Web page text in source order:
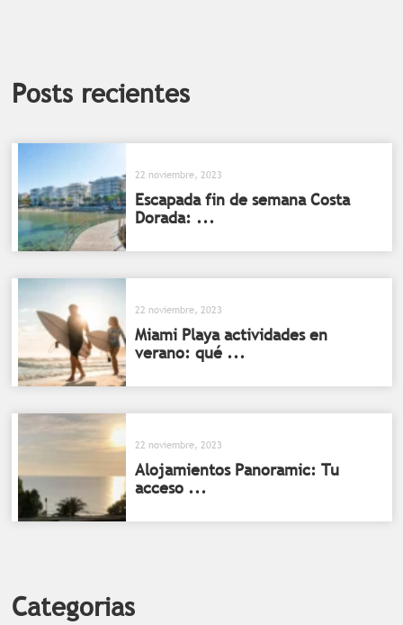
Posts recientes
22 noviembre, 2023
Escapada fin de semana Costa
Dorada: ...
22 noviembre, 2023
Miami Playa actividades en
verano: qué ...
22 noviembre, 2023
Alojamientos Panoramic: Tu
acceso ...
Categorias